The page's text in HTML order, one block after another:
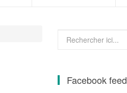
pour
Facebook feed